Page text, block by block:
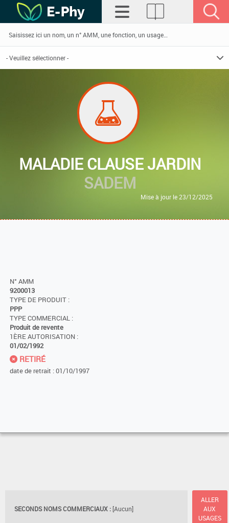
MALADIE CLAUSE JARDIN
SADEM
Mise à jour le 23/12/2025
N° AMM
9200013
TYPE DE PRODUIT :
PPP
TYPE COMMERCIAL :
Produit de revente
1ÈRE AUTORISATION :
01/02/1992
RETIRÉ
date de retrait : 01/10/1997
SECONDS NOMS COMMERCIAUX : [Aucun]
ALLER
AUX
USAGES